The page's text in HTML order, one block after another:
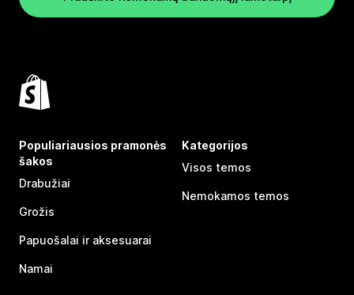
Populiariausios pramonės
šakos
Drabužiai
Grožis
Papuošalai ir aksesuarai
Namai
Kategorijos
Visos temos
Nemokamos temos